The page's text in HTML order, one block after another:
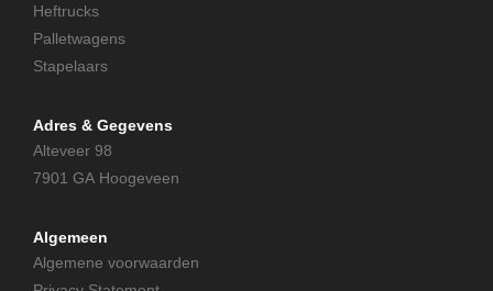
Heftrucks
Palletwagens
Stapelaars
Adres & Gegevens
Alteveer 98
7901 GA Hoogeveen
Algemeen
Algemene voorwaarden